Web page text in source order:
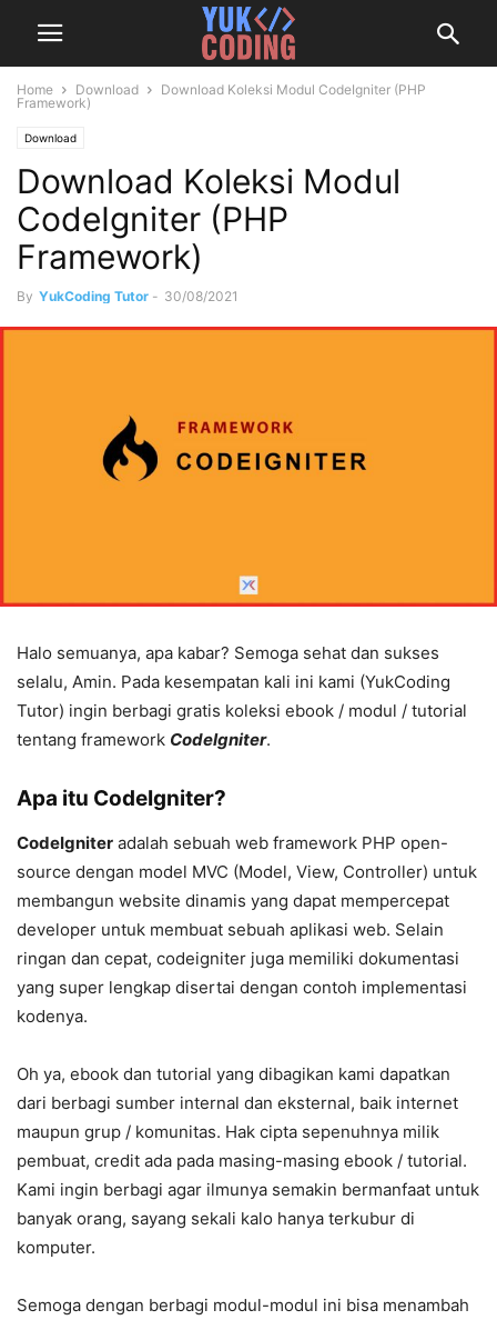
Home Download
Download Koleksi Modul CodeIgniter (PHP
Framework)
Download
Download Koleksi Modul
CodeIgniter (PHP
Framework)
By YukCoding Tutor - 30/08/2021
Halo semuanya, apa kabar? Semoga sehat dan sukses
selalu, Amin. Pada kesempatan kali ini kami (YukCoding
Tutor) ingin berbagi gratis koleksi ebook / modul / tutorial
tentang framework CodeIgniter.
Apa itu CodeIgniter?
CodeIgniter adalah sebuah web framework PHP open-
source dengan model MVC (Model, View, Controller) untuk
membangun website dinamis yang dapat mempercepat
developer untuk membuat sebuah aplikasi web. Selain
ringan dan cepat, codeigniter juga memiliki dokumentasi
yang super lengkap disertai dengan contoh implementasi
kodenya.
Oh ya, ebook dan tutorial yang dibagikan kami dapatkan
dari berbagi sumber internal dan eksternal, baik internet
maupun grup / komunitas. Hak cipta sepenuhnya milik
pembuat, credit ada pada masing-masing ebook / tutorial.
Kami ingin berbagi agar ilmunya semakin bermanfaat untuk
banyak orang, sayang sekali kalo hanya terkubur di
komputer.
Semoga dengan berbagi modul-modul ini bisa menambah